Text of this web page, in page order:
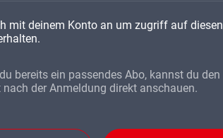
mit deinem Konto an um zugriff auf diesen
bereits ein passendes Abo, kannst du den
nach der Anmeldung direkt anschauen.